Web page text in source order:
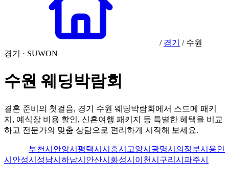
/ 경기 / 수원
경기 · SUWON
수원 웨딩박람회
결혼 준비의 첫걸음, 경기 수원 웨딩박람회에서 스드메 패키
지, 예식장 비용 할인, 신혼여행 패키지 등 특별한 혜택을 비교
하고 전문가의 맞춤 상담으로 편리하게 시작해 보세요.
부천시 안양시 평택시 시흥시 고양시 광명시 의정부시 용인
시 안성시 성남시 하남시 안산시 화성시 이천시 구리시 파주시